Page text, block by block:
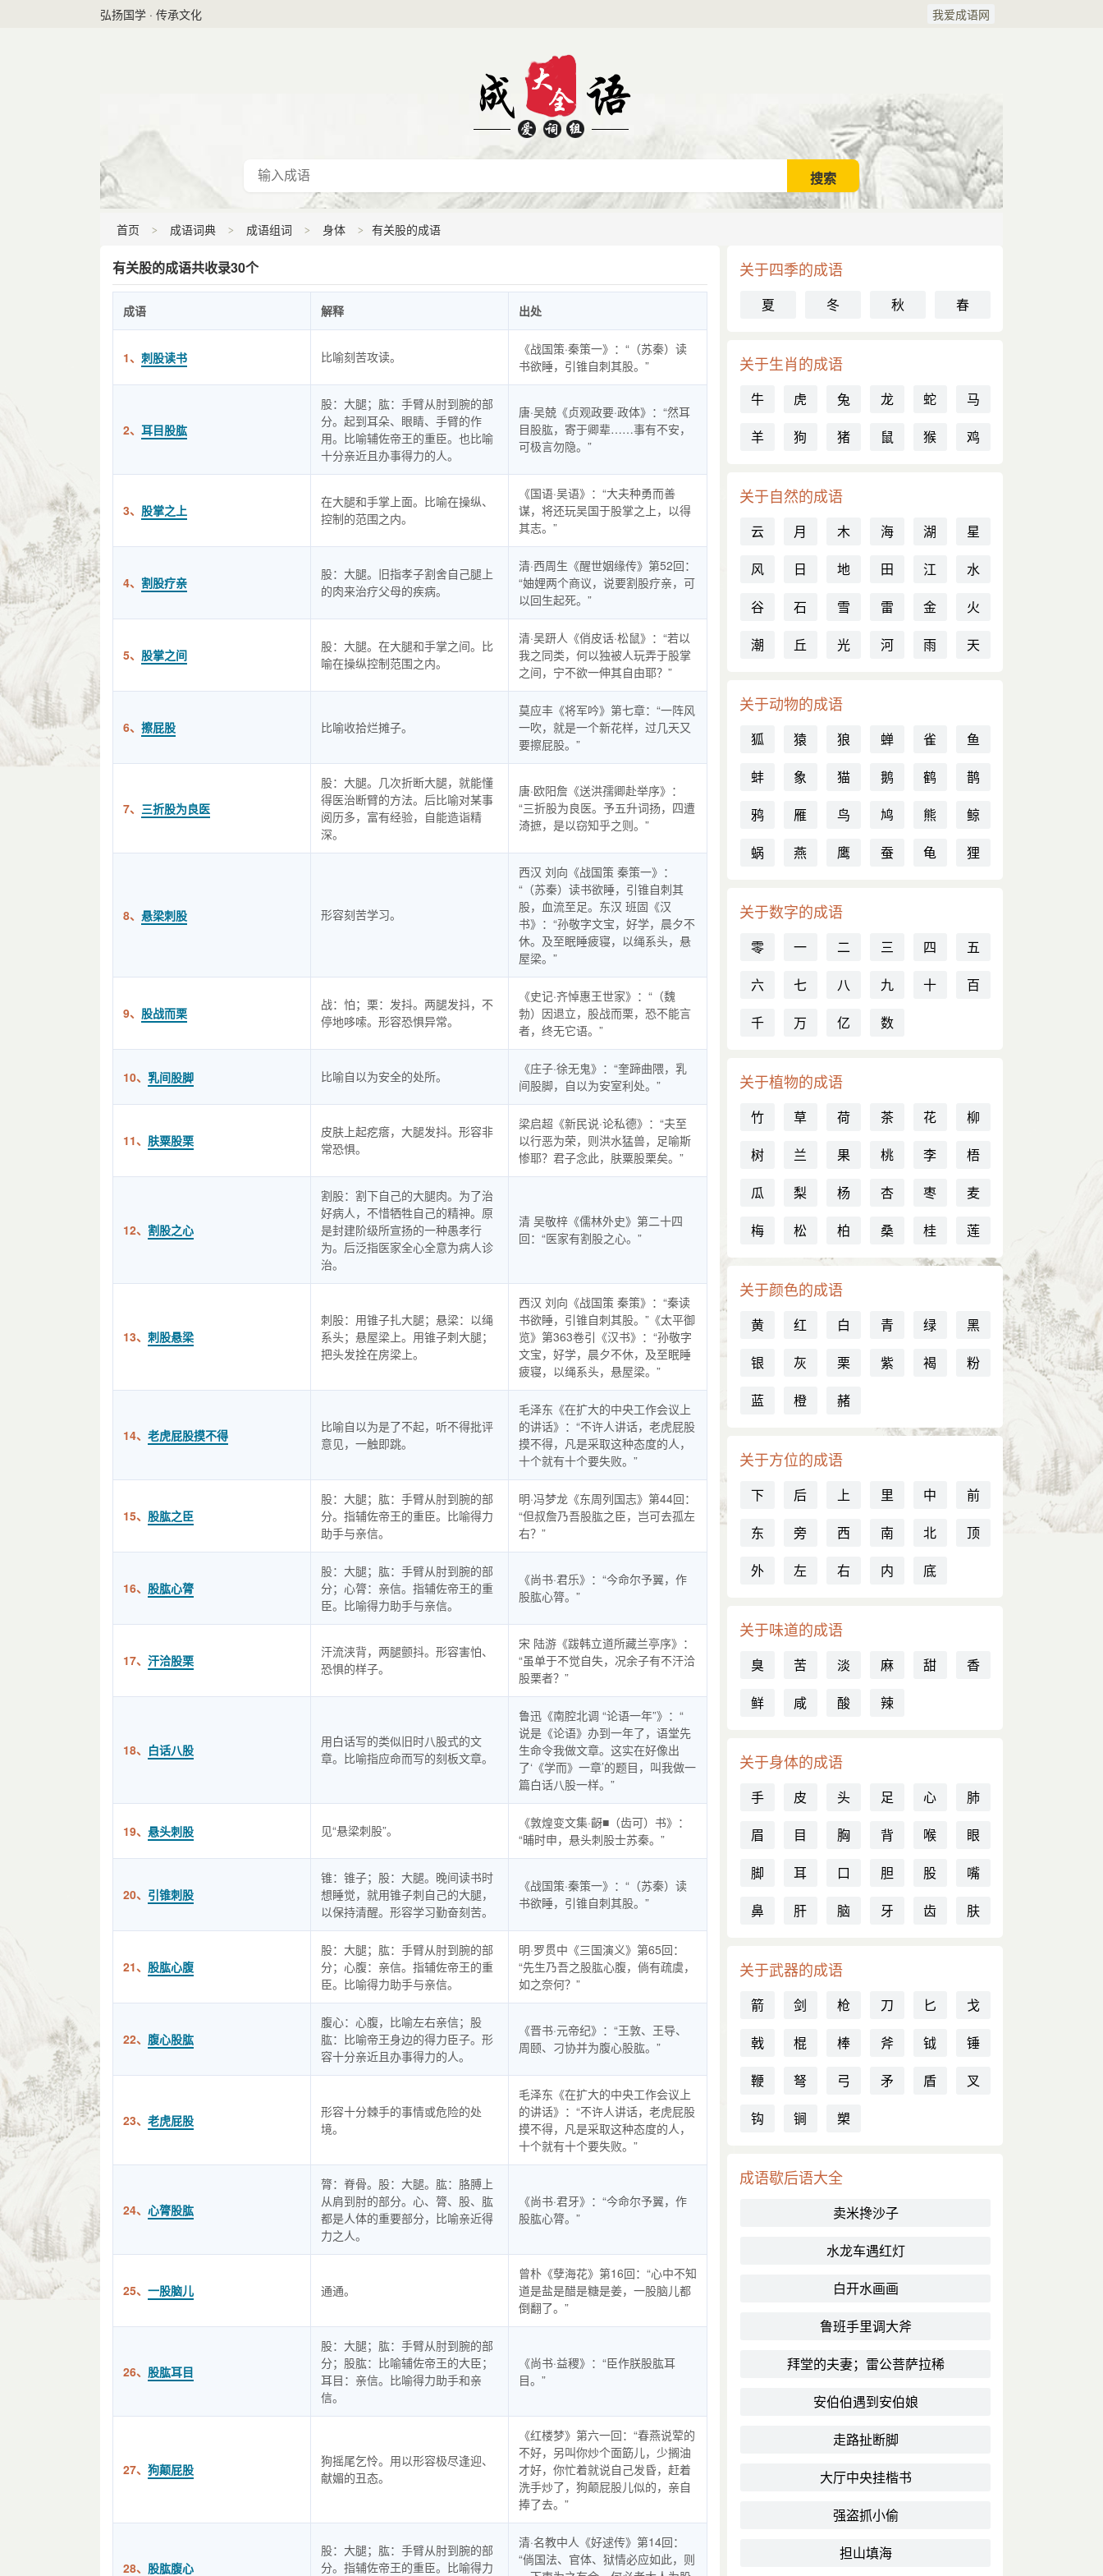
弘扬国学 · 传承文化 我爱成语网
首页 成语词典 成语组词 身体 有关股的成语
有关股的成语共收录30个
成语 解释 出处
1、 刺股读书 比喻刻苦攻读。
《战国策·秦策一》：“（苏秦）读
书欲睡，引锥自刺其股。”
2、 耳目股肱
股：大腿；肱：手臂从肘到腕的部
分。起到耳朵、眼睛、手臂的作
用。比喻辅佐帝王的重臣。也比喻
十分亲近且办事得力的人。
唐·吴兢《贞观政要·政体》：“然耳
目股肱，寄于卿辈……事有不安，
可极言勿隐。”
3、 股掌之上
在大腿和手掌上面。比喻在操纵、
控制的范围之内。
《国语·吴语》：“大夫种勇而善
谋，将还玩吴国于股掌之上，以得
其志。”
4、 割股疗亲
股：大腿。旧指孝子割舍自己腿上
的肉来治疗父母的疾病。
清·西周生《醒世姻缘传》第52回：
“妯娌两个商议，说要割股疗亲，可
以回生起死。”
5、 股掌之间
股：大腿。在大腿和手掌之间。比
喻在操纵控制范围之内。
清·吴趼人《俏皮话·松鼠》：“若以
我之同类，何以独被人玩弄于股掌
之间，宁不欲一伸其自由耶？”
6、 擦屁股 比喻收拾烂摊子。
莫应丰《将军吟》第七章：“一阵风
一吹，就是一个新花样，过几天又
要擦屁股。”
7、 三折股为良医
股：大腿。几次折断大腿，就能懂
得医治断臂的方法。后比喻对某事
阅历多，富有经验，自能造诣精
深。
唐·欧阳詹《送洪孺卿赴举序》：
“三折股为良医。予五升词扬，四遭
渏摭，是以窃知乎之则。”
8、 悬梁刺股 形容刻苦学习。
西汉 刘向《战国策 秦策一》：
“（苏秦）读书欲睡，引锥自刺其
股，血流至足。东汉 班固《汉
书》：“孙敬字文宝，好学，晨夕不
休。及至眠睡疲寝，以绳系头，悬
屋梁。”
9、 股战而栗
战：怕；栗：发抖。两腿发抖，不
停地哆嗦。形容恐惧异常。
《史记·齐悼惠王世家》：“（魏
勃）因退立，股战而栗，恐不能言
者，终无它语。”
10、 乳间股脚 比喻自以为安全的处所。
《庄子·徐无鬼》：“奎蹄曲隈，乳
间股脚，自以为安室利处。”
11、 肤粟股栗
皮肤上起疙瘩，大腿发抖。形容非
常恐惧。
梁启超《新民说·论私德》：“夫至
以行恶为荣，则洪水猛兽，足喻斯
惨耶？君子念此，肤粟股栗矣。”
12、 割股之心
割股：割下自己的大腿肉。为了治
好病人，不惜牺牲自己的精神。原
是封建阶级所宣扬的一种愚孝行
为。后泛指医家全心全意为病人诊
治。
清 吴敬梓《儒林外史》第二十四
回：“医家有割股之心。”
13、 刺股悬梁
刺股：用锥子扎大腿；悬梁：以绳
系头；悬屋梁上。用锥子刺大腿；
把头发拴在房梁上。
西汉 刘向《战国策 秦策》：“秦读
书欲睡，引锥自刺其股。”《太平御
览》第363卷引《汉书》：“孙敬字
文宝，好学，晨夕不休，及至眠睡
疲寝，以绳系头，悬屋梁。”
14、 老虎屁股摸不得
比喻自以为是了不起，听不得批评
意见，一触即跳。
毛泽东《在扩大的中央工作会议上
的讲话》：“不许人讲话，老虎屁股
摸不得，凡是采取这种态度的人，
十个就有十个要失败。”
15、 股肱之臣
股：大腿；肱：手臂从肘到腕的部
分。指辅佐帝王的重臣。比喻得力
助手与亲信。
明·冯梦龙《东周列国志》第44回：
“但叔詹乃吾股肱之臣，岂可去孤左
右？”
16、 股肱心膂
股：大腿；肱：手臂从肘到腕的部
分；心膂：亲信。指辅佐帝王的重
臣。比喻得力助手与亲信。
《尚书·君乐》：“今命尔予翼，作
股肱心膂。”
17、 汗洽股栗
汗流浃背，两腿颤抖。形容害怕、
恐惧的样子。
宋 陆游《跋韩立道所藏兰亭序》：
“虽单于不觉自失，况余子有不汗洽
股栗者？”
18、 白话八股
用白话写的类似旧时八股式的文
章。比喻指应命而写的刻板文章。
鲁迅《南腔北调 “论语一年”》：“
说是《论语》办到一年了，语堂先
生命令我做文章。这实在好像出
了‘《学而》一章’的题目，叫我做一
篇白话八股一样。”
19、 悬头刺股 见“悬梁刺股”。
《敦煌变文集·齖■（齿可）书》：
“晡时申，悬头刺股士苏秦。”
20、 引锥刺股
锥：锥子；股：大腿。晚间读书时
想睡觉，就用锥子刺自己的大腿，
以保持清醒。形容学习勤奋刻苦。
《战国策·秦策一》：“（苏秦）读
书欲睡，引锥自刺其股。”
21、 股肱心腹
股：大腿；肱：手臂从肘到腕的部
分；心腹：亲信。指辅佐帝王的重
臣。比喻得力助手与亲信。
明·罗贯中《三国演义》第65回：
“先生乃吾之股肱心腹，倘有疏虞，
如之奈何？”
22、 腹心股肱
腹心：心腹，比喻左右亲信；股
肱：比喻帝王身边的得力臣子。形
容十分亲近且办事得力的人。
《晋书·元帝纪》：“王敦、王导、
周颐、刁协并为腹心股肱。”
23、 老虎屁股
形容十分棘手的事情或危险的处
境。
毛泽东《在扩大的中央工作会议上
的讲话》：“不许人讲话，老虎屁股
摸不得，凡是采取这种态度的人，
十个就有十个要失败。”
24、 心膂股肱
膂：脊骨。股：大腿。肱：胳膊上
从肩到肘的部分。心、膂、股、肱
都是人体的重要部分，比喻亲近得
力之人。
《尚书·君牙》：“今命尔予翼，作
股肱心膂。”
25、 一股脑儿 通通。
曾朴《孽海花》第16回：“心中不知
道是盐是醋是糖是姜，一股脑儿都
倒翻了。”
26、 股肱耳目
股：大腿；肱：手臂从肘到腕的部
分；股肱：比喻辅佐帝王的大臣；
耳目：亲信。比喻得力助手和亲
信。
《尚书·益稷》：“臣作朕股肱耳
目。”
27、 狗颠屁股
狗摇尾乞怜。用以形容极尽逢迎、
献媚的丑态。
《红楼梦》第六一回：“春燕说荤的
不好，另叫你炒个面筯儿，少搁油
才好，你忙着就说自己发昏，赶着
洗手炒了，狗颠屁股儿似的，亲自
捧了去。”
28、 股肱腹心
股：大腿；肱：手臂从肘到腕的部
分。指辅佐帝王的重臣。比喻得力
清·名教中人《好逑传》第14回：
“倘国法、官体、狱情必应如此，则
关于四季的成语
夏 冬 秋 春
关于生肖的成语
牛 虎 兔 龙 蛇
马
羊
狗 猪 鼠 猴 鸡
关于自然的成语
云 月 木 海 湖
星
风
日 地 田 江
水
谷
石 雪 雷 金
火
潮
丘 光 河 雨 天
关于动物的成语
狐 猿 狼 蝉 雀
鱼
蚌
象 猫 鹅 鹤
鹊
鸦
雁 鸟 鸠 熊
鲸
蜗
燕 鹰 蚕 龟 狸
关于数字的成语
零 一 二 三 四
五
六
七 八 九 十
百
千
万 亿 数
关于植物的成语
竹 草 荷 茶 花
柳
树
兰 果 桃 李
梧
瓜
梨 杨 杏 枣
麦
梅
松 柏 桑 桂 莲
关于颜色的成语
黄 红 白 青 绿
黑
银
灰 栗 紫 褐
粉
蓝
橙 赭
关于方位的成语
下 后 上 里 中
前
东
旁 西 南 北
顶
外
左 右 内 底
关于味道的成语
臭 苦 淡 麻 甜
香
鲜
咸 酸 辣
关于身体的成语
手 皮 头 足 心
肺
眉
目 胸 背 喉
眼
脚
耳 口 胆 股
嘴
鼻
肝 脑 牙 齿 肤
关于武器的成语
箭 剑 枪 刀 匕
戈
戟
棍 棒 斧 钺
锤
鞭
弩 弓 矛 盾
叉
钩
锏 槊
成语歇后语大全
卖米搀沙子
水龙车遇红灯
白开水画画
鲁班手里调大斧
拜堂的夫妻；雷公菩萨拉稀
安伯伯遇到安伯娘
走路扯断脚
大厅中央挂楷书
强盗抓小偷
担山填海